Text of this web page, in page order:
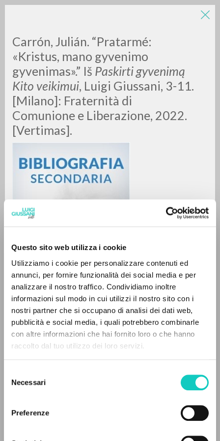
Questo sito web utilizza i cookie
Utilizziamo i cookie per personalizzare contenuti ed
annunci, per fornire funzionalità dei social media e per
analizzare il nostro traffico. Condividiamo inoltre
informazioni sul modo in cui utilizzi il nostro sito con i
nostri partner che si occupano di analisi dei dati web,
pubblicità e social media, i quali potrebbero combinarle
con altre informazioni che hai fornito loro o che hanno
raccolto dal tuo utilizzo dei loro servizi.
delNecessari
Preferenze
Carrón, Julián. “Pratarmé:
«Kristus, mano gyvenimo
gyvenimas».” Iš Paskirti gyvenimą
Kito veikimui, Luigi Giussani, 3-11.
[Milano]: Fraternità di
Comunione e Liberazione, 2022.
[Vertimas].
Carrón Julián
Giussani Luigi
Author
2022
LUIGI
GIUSSANI
scritti
0RESULTS FOUND
MORE RESULTS